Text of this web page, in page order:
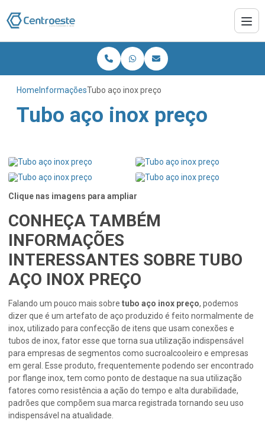
Home InformaçõesTubo aço inox preço
Tubo aço inox preço
Clique nas imagens para ampliar
CONHEÇA TAMBÉM
INFORMAÇÕES
INTERESSANTES SOBRE TUBO
AÇO INOX PREÇO
Falando um pouco mais sobre tubo aço inox preço, podemos
dizer que é um artefato de aço produzido é feito normalmente de
inox, utilizado para confecção de itens que usam conexões e
tubos de inox, fator esse que torna sua utilização indispensável
para empresas de segmentos como sucroalcooleiro e empresas
em geral. Esse produto, frequentemente podendo ser encontrado
por flange inox, tem como ponto de destaque na sua utilização
fatores como resistência a ação do tempo e alta durabilidade,
padrões que compõem sua marca registrada tornando seu uso
indispensável na atualidade.